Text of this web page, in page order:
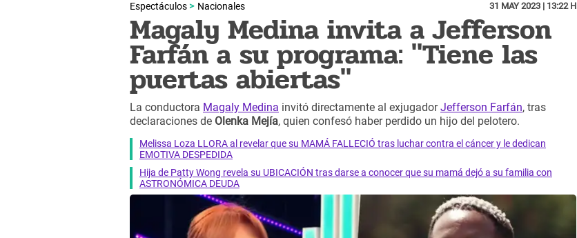
Espectáculos Nacionales 31 MAY 2023 | 13:22 H
Magaly Medina invita a Jefferson
Farfán a su programa: "Tiene las
puertas abiertas"
La conductora Magaly Medina invitó directamente al exjugadorJefferson Farfán, tras
declaraciones de Olenka Mejía, quien confesó haber perdido un hijo del pelotero.
Melissa Loza LLORA al revelar que su MAMÁ FALLECIÓ tras luchar contra el cáncer y le dedican
EMOTIVA DESPEDIDA
Hija de Patty Wong revela su UBICACIÓN tras darse a conocer que su mamá dejó a su familia con
ASTRONÓMICA DEUDA